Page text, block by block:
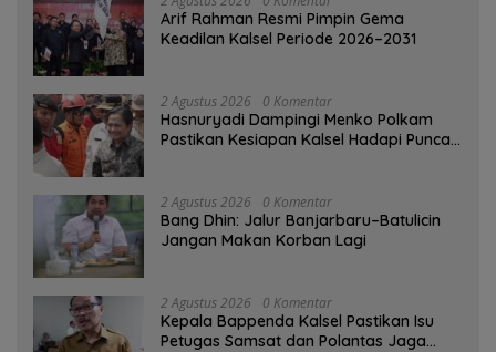
Arif Rahman Resmi Pimpin Gema
Keadilan Kalsel Periode 2026–2031
2 Agustus 2026 0 Komentar
Hasnuryadi Dampingi Menko Polkam
Pastikan Kesiapan Kalsel Hadapi Puncak
2 Agustus 2026 0 Komentar
Bang Dhin: Jalur Banjarbaru–Batulicin
Jangan Makan Korban Lagi
2 Agustus 2026 0 Komentar
Kepala Bappenda Kalsel Pastikan Isu
Petugas Samsat dan Polantas Jaga